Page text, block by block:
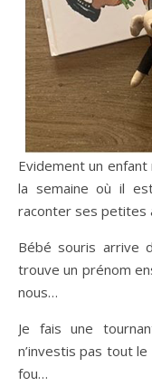
Evidement un
la semaine où il
raconter ses petites
Bébé souris arrive
trouve un prénom
nous…
Je fais une
n’investis pas tout
fou…